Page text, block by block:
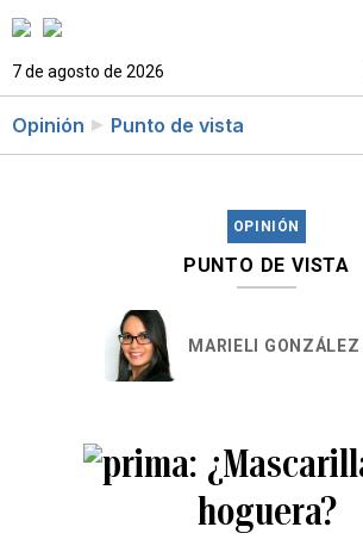
7 de agosto de 2026
Opinión Punto de vista
OPINIÓN
PUNTO DE VISTA
MARIELI
hoguera?